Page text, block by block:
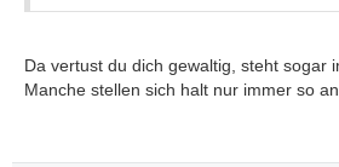
Da vertust du dich gewaltig, steht sogar
Manche stellen sich halt nur immer so